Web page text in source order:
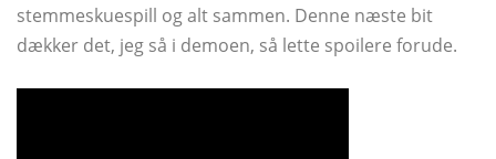
stemmeskuespill og alt sammen. Denne næste bit
dækker det, jeg så i demoen, så lette spoilere forude.